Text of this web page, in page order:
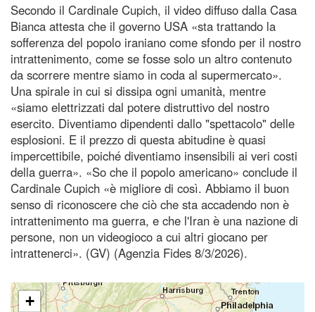
Secondo il Cardinale Cupich, il video diffuso dalla Casa
Bianca attesta che il governo USA «sta trattando la
sofferenza del popolo iraniano come sfondo per il nostro
intrattenimento, come se fosse solo un altro contenuto
da scorrere mentre siamo in coda al supermercato».
Una spirale in cui si dissipa ogni umanità, mentre
«siamo elettrizzati dal potere distruttivo del nostro
esercito. Diventiamo dipendenti dallo "spettacolo" delle
esplosioni. E il prezzo di questa abitudine è quasi
impercettibile, poiché diventiamo insensibili ai veri costi
della guerra». «So che il popolo americano» conclude il
Cardinale Cupich «è migliore di così. Abbiamo il buon
senso di riconoscere che ciò che sta accadendo non è
intrattenimento ma guerra, e che l'Iran è una nazione di
persone, non un videogioco a cui altri giocano per
intrattenerci». (GV) (Agenzia Fides 8/3/2026).
+